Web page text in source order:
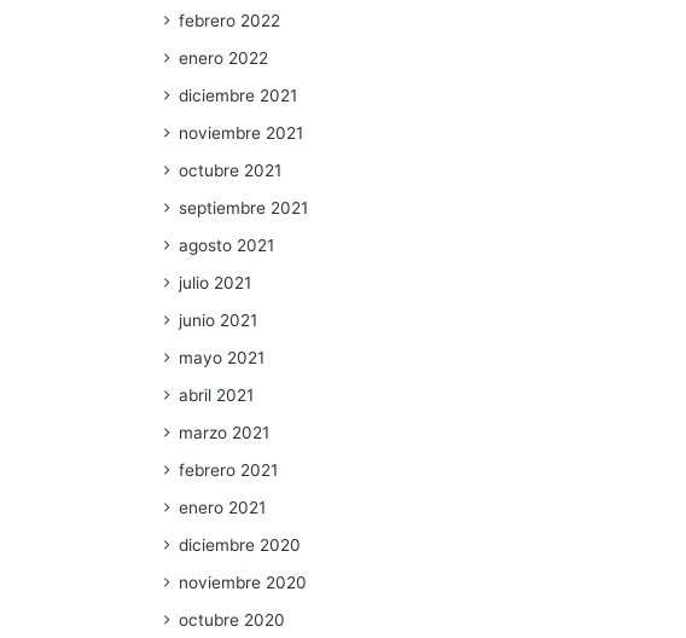
febrero 2022
enero 2022
diciembre 2021
noviembre 2021
octubre 2021
septiembre 2021
agosto 2021
julio 2021
junio 2021
mayo 2021
abril 2021
marzo 2021
febrero 2021
enero 2021
diciembre 2020
noviembre 2020
octubre 2020